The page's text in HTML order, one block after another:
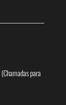
(Chamadas para